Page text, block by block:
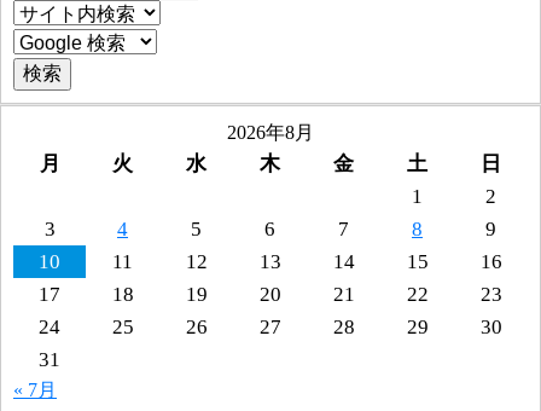
2026年8月
月 火 水 木 金 土
日
1
2
3
4 5 6 7 8
9
10
11 12 13 14 15
16
17
18 19 20 21 22
23
24
25 26 27 28 29
30
31
« 7月